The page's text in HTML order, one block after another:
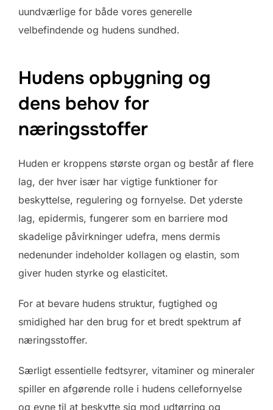
uundværlige for både vores generelle
velbefindende og hudens sundhed.
Hudens opbygning og
dens behov for
næringsstoffer
Huden er kroppens største organ og består af flere
lag, der hver især har vigtige funktioner for
beskyttelse, regulering og fornyelse. Det yderste
lag, epidermis, fungerer som en barriere mod
skadelige påvirkninger udefra, mens dermis
nedenunder indeholder kollagen og elastin, som
giver huden styrke og elasticitet.
For at bevare hudens struktur, fugtighed og
smidighed har den brug for et bredt spektrum af
næringsstoffer.
Særligt essentielle fedtsyrer, vitaminer og mineraler
spiller en afgørende rolle i hudens cellefornyelse
og evne til at beskytte sig mod udtørring og